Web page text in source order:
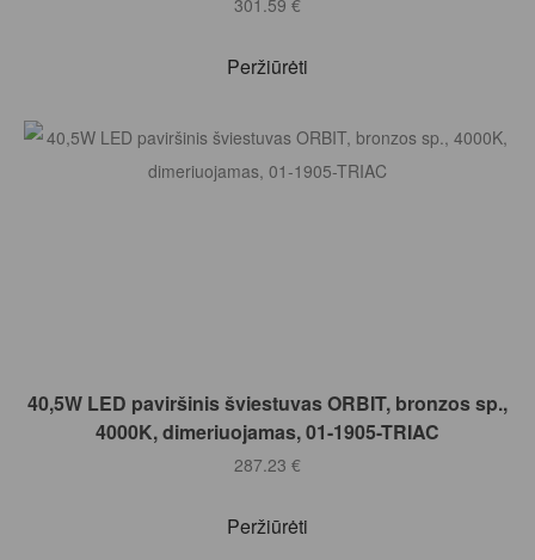
Peržiūrėti
Į KREPŠELĮ
40,5W LED paviršinis šviestuvas ORBIT, bronzos sp.,
4000K, dimeriuojamas, 01-1905-TRIAC
287.23 €
Peržiūrėti